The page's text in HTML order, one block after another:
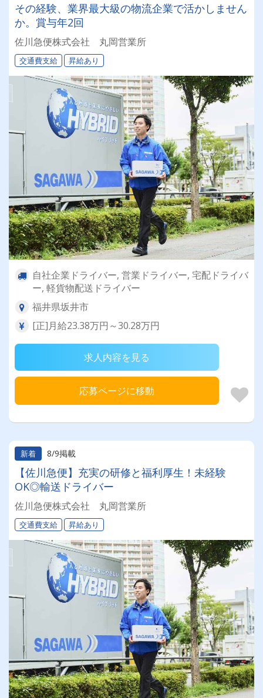
その経験、業界最大級の物流企業で活かしません
か。賞与年2回
佐川急便株式会社 丸岡営業所
交通費支給 昇給あり
自社企業ドライバー, 営業ドライバー, 宅配ドライバ
ー, 軽貨物配送ドライバー
福井県坂井市
[正]月給23.38万円～30.28万円
求人内容を見る
応募ページに移動
新着 8/9掲載
【佐川急便】充実の研修と福利厚生！未経験
OK◎輸送ドライバー
佐川急便株式会社 丸岡営業所
交通費支給 昇給あり